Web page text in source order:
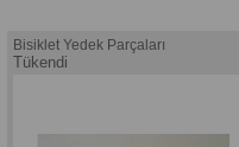
Bisiklet Yedek Parçaları
Tükendi